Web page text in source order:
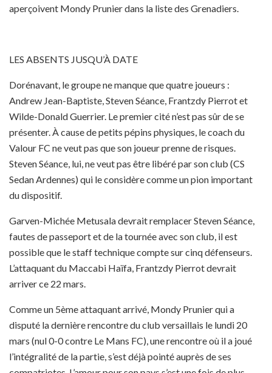
aperçoivent Mondy Prunier dans la liste des Grenadiers.
LES ABSENTS JUSQU’À DATE
Dorénavant, le groupe ne manque que quatre joueurs :
Andrew Jean-Baptiste, Steven Séance, Frantzdy Pierrot et
Wilde-Donald Guerrier. Le premier cité n’est pas sûr de se
présenter. À cause de petits pépins physiques, le coach du
Valour FC ne veut pas que son joueur prenne de risques.
Steven Séance, lui, ne veut pas être libéré par son club (CS
Sedan Ardennes) qui le considère comme un pion important
du dispositif.
Garven-Michée Metusala devrait remplacer Steven Séance,
fautes de passeport et de la tournée avec son club, il est
possible que le staff technique compte sur cinq défenseurs.
L’attaquant du Maccabi Haïfa, Frantzdy Pierrot devrait
arriver ce 22 mars.
Comme un 5ème attaquant arrivé, Mondy Prunier qui a
disputé la dernière rencontre du club versaillais le lundi 20
mars (nul 0-0 contre Le Mans FC), une rencontre où il a joué
l’intégralité de la partie, s’est déjà pointé auprès de ses